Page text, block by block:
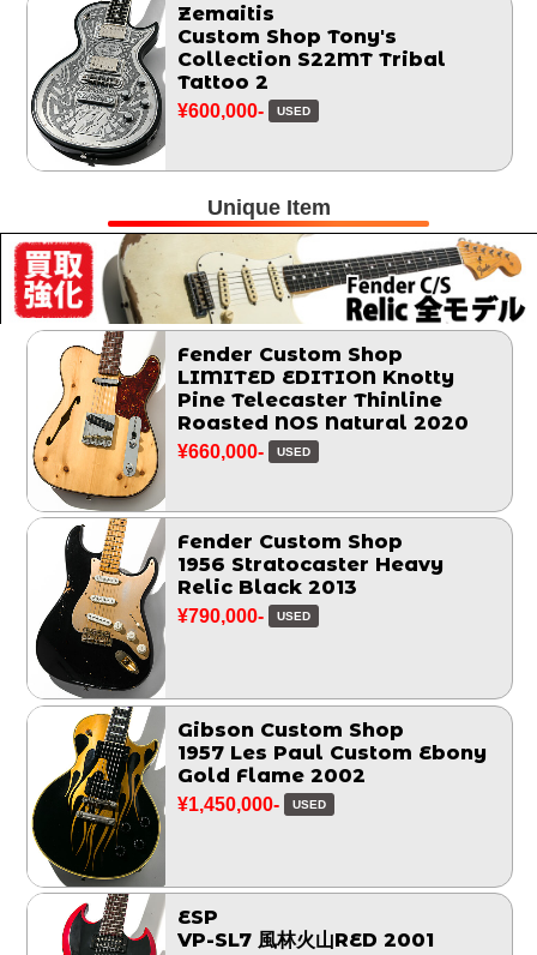
Zemaitis
Custom Shop Tony's
Collection S22MT Tribal
Tattoo 2
¥600,000- USED
Unique Item
Fender Custom Shop
LIMITED EDITION Knotty
Pine Telecaster Thinline
Roasted NOS Natural 2020
¥660,000- USED
Fender Custom Shop
1956 Stratocaster Heavy
Relic Black 2013
¥790,000- USED
Gibson Custom Shop
1957 Les Paul Custom Ebony
Gold Flame 2002
¥1,450,000- USED
ESP
VP-SL7 風林火山RED 2001